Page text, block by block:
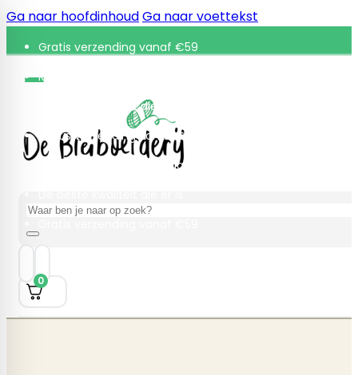
Ga naar hoofdinhoudGa naar voettekst
Gratis verzending vanaf €59
Retourneren binnen 30 dagen
De beste kwaliteit die er is
Gratis verzending vanaf €59
Retourneren binnen 30 dagen
Zoeken
0